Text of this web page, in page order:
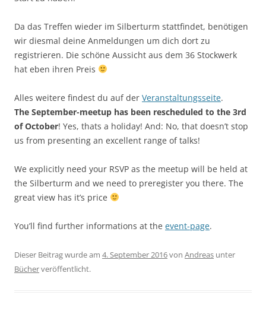
Da das Treffen wieder im Silberturm stattfindet, benötigen
wir diesmal deine Anmeldungen um dich dort zu
registrieren. Die schöne Aussicht aus dem 36 Stockwerk
hat eben ihren Preis
Alles weitere findest du auf der Veranstaltungsseite.
The September-meetup has been rescheduled to the 3rd
of October! Yes, thats a holiday! And: No, that doesn’t stop
us from presenting an excellent range of talks!
We explicitly need your RSVP as the meetup will be held at
the Silberturm and we need to preregister you there. The
great view has it’s price
You’ll find further informations at the event-page.
Dieser Beitrag wurde am 4. September 2016von Andreas unter
Bücherveröffentlicht.